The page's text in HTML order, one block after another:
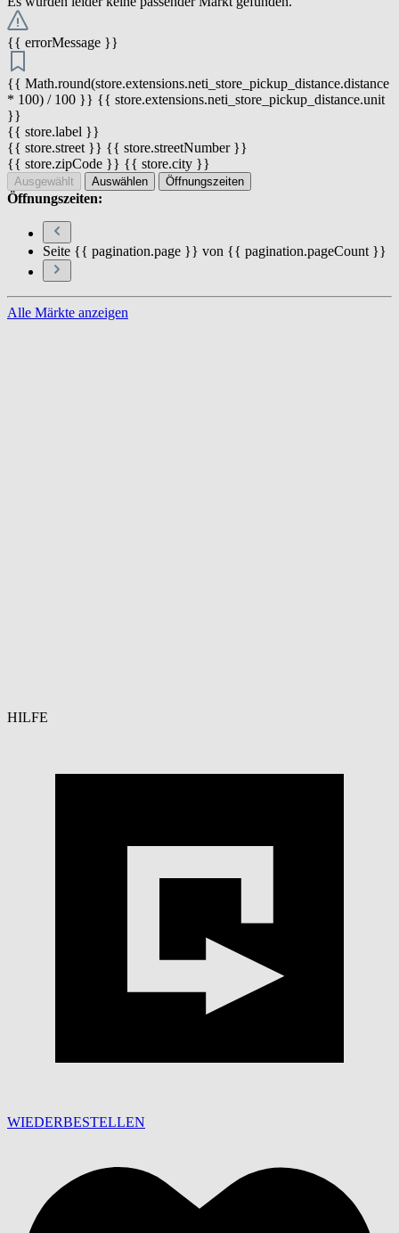
{{ errorMessage }}
{{ Math.round(store.extensions.neti_store_pickup_distance.distance
* 100) / 100 }} {{ store.extensions.neti_store_pickup_distance.unit
}}
{{ store.label }}
{{ store.street }} {{ store.streetNumber }}
{{ store.zipCode }} {{ store.city }}
Ausgewählt Auswählen Öffnungszeiten
Öffnungszeiten:
Seite {{ pagination.page }} von {{ pagination.pageCount }}
Alle Märkte anzeigen
HILFE
WIEDERBESTELLEN